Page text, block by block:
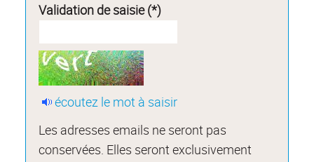
Validation de saisie (*)
écoutez le mot à saisir
Les adresses emails ne seront pas
conservées. Elles seront exclusivement